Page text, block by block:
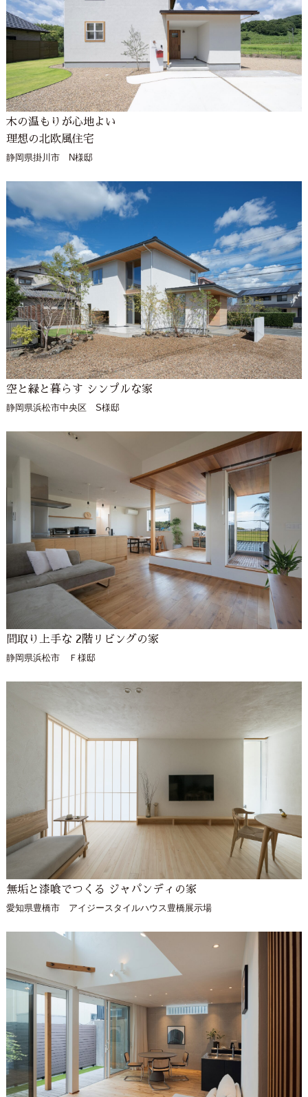
木の温もりが心地よい
理想の北欧風住宅
静岡県掛川市 N様邸
空と緑と暮らす シンプルな家
静岡県浜松市中央区 S様邸
間取り上手な 2階リビングの家
静岡県浜松市 Ｆ様邸
無垢と漆喰でつくる ジャパンディの家
愛知県豊橋市 アイジースタイルハウス豊橋展示場